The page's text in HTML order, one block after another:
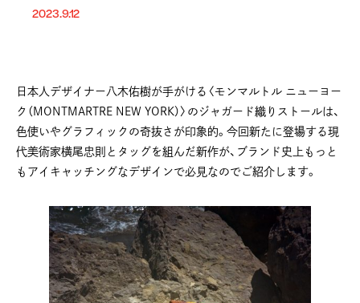
2023.9.12
日本人デザイナー八木佑樹が手がける〈モンマルトル ニューヨー
ク（MONTMARTRE NEW YORK）〉のジャガード織りストールは、
色使いやグラフィックの奇抜さが印象的。今回新たに登場する現
代美術家横尾忠則とタッグを組んだ新作が、ブランド史上もっと
もアイキャッチングなデザインで必見なのでご紹介します。